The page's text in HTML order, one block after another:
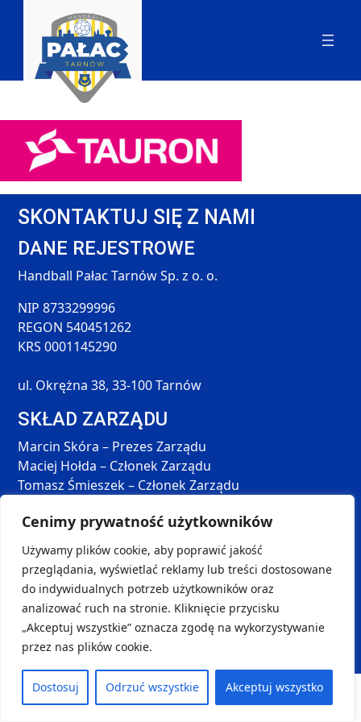
Cenimy prywatność użytkowników
Używamy plików cookie, aby poprawić jakość
przeglądania, wyświetlać reklamy lub treści dostosowane
do indywidualnych potrzeb użytkowników oraz
analizować ruch na stronie. Kliknięcie przycisku
„Akceptuj wszystkie” oznacza zgodę na wykorzystywanie
przez nas plików cookie.
Dostosuj Odrzuć wszystkie Akceptuj wszystko
SKONTAKTUJ SIĘ Z NAMI
DANE REJESTROWE
Handball Pałac Tarnów Sp. z o. o.
NIP 8733299996
REGON 540451262
KRS 0001145290
ul. Okrężna 38, 33-100 Tarnów
SKŁAD ZARZĄDU
Marcin Skóra – Prezes Zarządu
Maciej Hołda – Członek Zarządu
Tomasz Śmieszek – Członek Zarządu
DANE KONTAKTOWE
kontakt@handball-palac.pl
+48 798 264 581
SOCIAL MEDIA
Copyright © 2024-2025handball-palac.pl| Projekt i
wykonanie:Ambigram